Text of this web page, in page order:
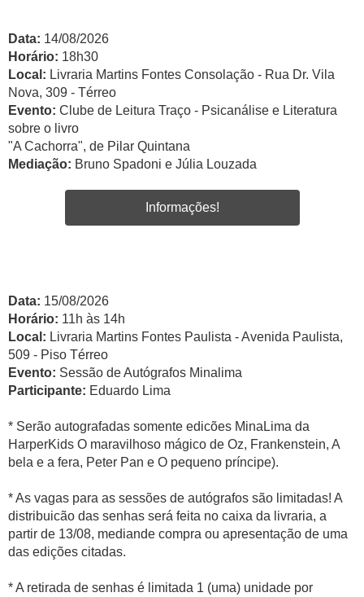
Data: 14/08/2026
Horário: 18h30
Local: Livraria Martins Fontes Consolação - Rua Dr. Vila
Nova, 309 - Térreo
Evento: Clube de Leitura Traço - Psicanálise e Literatura
sobre o livro
"A Cachorra", de Pilar Quintana
Mediação: Bruno Spadoni e Júlia Louzada
Informações!
Data: 15/08/2026
Horário: 11h às 14h
Local: Livraria Martins Fontes Paulista - Avenida Paulista,
509 - Piso Térreo
Evento: Sessão de Autógrafos Minalima
Participante: Eduardo Lima
* Serão autografadas somente edicões MinaLima da
HarperKids O maravilhoso mágico de Oz, Frankenstein, A
bela e a fera, Peter Pan e O pequeno príncipe).
* As vagas para as sessões de autógrafos são limitadas! A
distribuicão das senhas será feita no caixa da livraria, a
partir de 13/08, mediande compra ou apresentação de uma
das edições citadas.
* A retirada de senhas é limitada 1 (uma) unidade por